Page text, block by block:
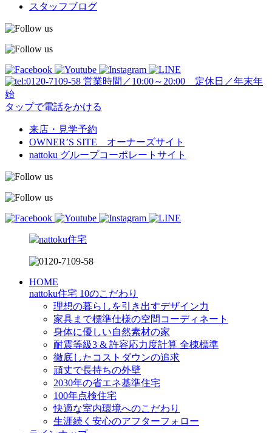
スタッフブログ
営業時間／10:00～20:00 定休日／年末年
始
タップで電話をかける
来店・見学予約
OWNER’S SITE オーナーズサイト
nattoku グループコーポレートサイト
HOME
nattoku住宅 10のこだわり
理想の暮らしを引き出すデザイン力
家具まで標準仕様の空間コーディネート
身体に優しい自然素材の家
耐震等級3 & 許容応力度計算 全棟標準
徹底したコストダウンの追求
頑丈で長持ちの外壁
2030年の省エネ基準住宅
100年点検住宅
快適な室内環境へのこだわり
生涯続く安心のアフターフォロー